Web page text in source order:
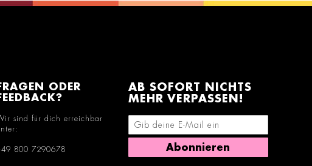
ODER
sind für dich erreichbar
800 7290678
AB SOFORT NICHTS
MEHR VERPASSEN!
E-Mail-Adresse eingeben
Abonnieren